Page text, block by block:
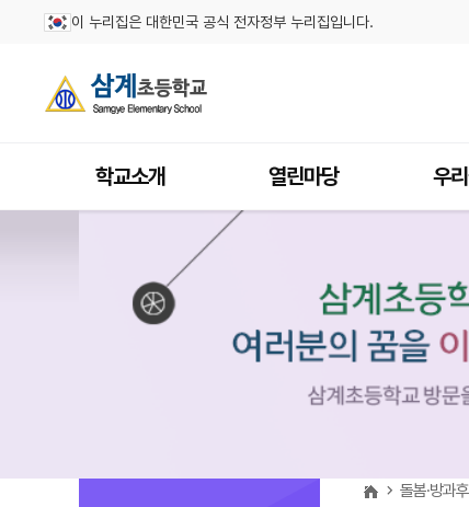
이 누리집은 대한민국 공식 전자정부 누리집입니다.
학교소개 열린마당 우
돌봄·방과